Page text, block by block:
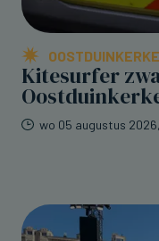
OOSTDUINKERKE
Kitesurfer
wo 05 augustus